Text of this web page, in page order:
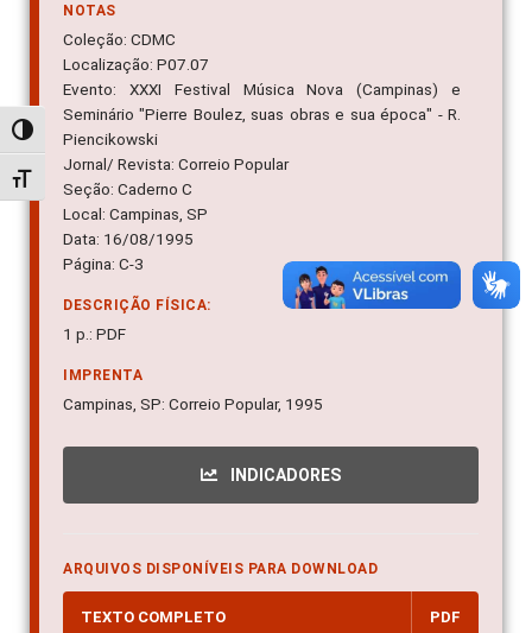
Alternar alto contraste
Alternar tamanho da fonte
NOTAS
Coleção: CDMC
Localização: P07.07
Evento: XXXI Festival Música Nova (Campinas) e
Seminário "Pierre Boulez, suas obras e sua época" - R.
Piencikowski
Jornal/ Revista: Correio Popular
Seção: Caderno C
Local: Campinas, SP
Data: 16/08/1995
Página: C-3
DESCRIÇÃO FÍSICA:
1 p.: PDF
IMPRENTA
Campinas, SP: Correio Popular, 1995
INDICADORES
ARQUIVOS DISPONÍVEIS PARA DOWNLOAD
TEXTO COMPLETO PDF